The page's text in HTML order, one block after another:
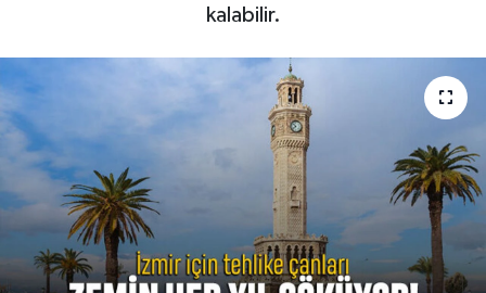
kalabilir.